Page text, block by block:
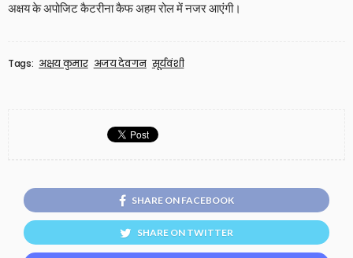
अक्षय के अपोजिट कैटरीना कैफ अहम रोल में नजर आएंगी।
Tags: अक्षय कुमार अजय देवगन सूर्यवंशी
SHARE ON FACEBOOK
SHARE ON TWITTER